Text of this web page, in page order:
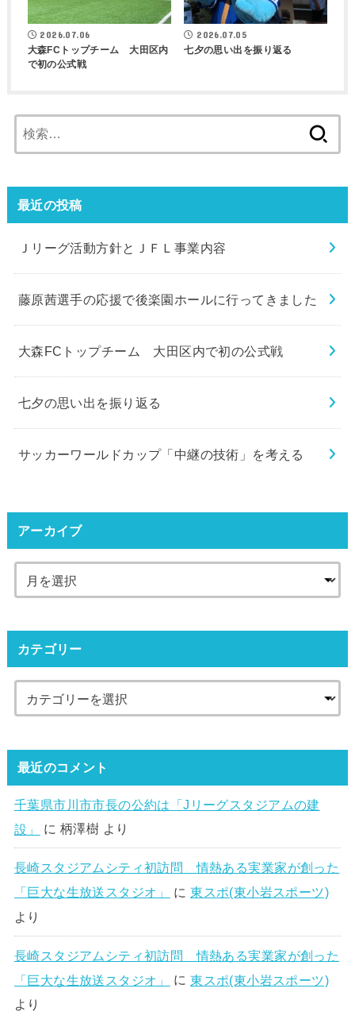
2026.07.06
大森FCトップチーム 大田区内
で初の公式戦
2026.07.05
七夕の思い出を振り返る
索:
最近の投稿
Ｊリーグ活動方針とＪＦＬ事業内容
藤原茜選手の応援で後楽園ホールに行ってきました
大森FCトップチーム 大田区内で初の公式戦
七夕の思い出を振り返る
サッカーワールドカップ「中継の技術」を考える
アーカイブ
カテゴリー
最近のコメント
千葉県市川市市長の公約は「Jリーグスタジアムの建
設」
に 柄澤樹 より
長崎スタジアムシティ初訪問 情熱ある実業家が創った
「巨大な生放送スタジオ」
に東スポ(東小岩スポーツ)
より
長崎スタジアムシティ初訪問 情熱ある実業家が創った
「巨大な生放送スタジオ」
に東スポ(東小岩スポーツ)
より